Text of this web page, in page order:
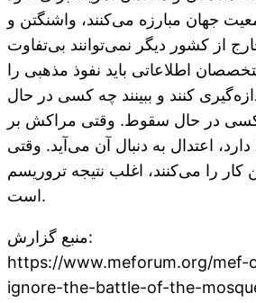
جهان مبارزه می‌کنند، واشنگتن و
از کشور دیگر نمی‌توانند بی‌تفاوت
اطلاعاتی باید نفوذ مذهبی را
کنند و ببینند چه کسی در حال
در حال سقوط. وقتی مراکش بر
اعتدال به دنبال آن می‌آید. وقتی
کار را می‌کنند، اغلب نتیجه تروریسم
است.
منبع گزارش:
https://www.meforum.org/mef-
ignore-the-battle-of-the-